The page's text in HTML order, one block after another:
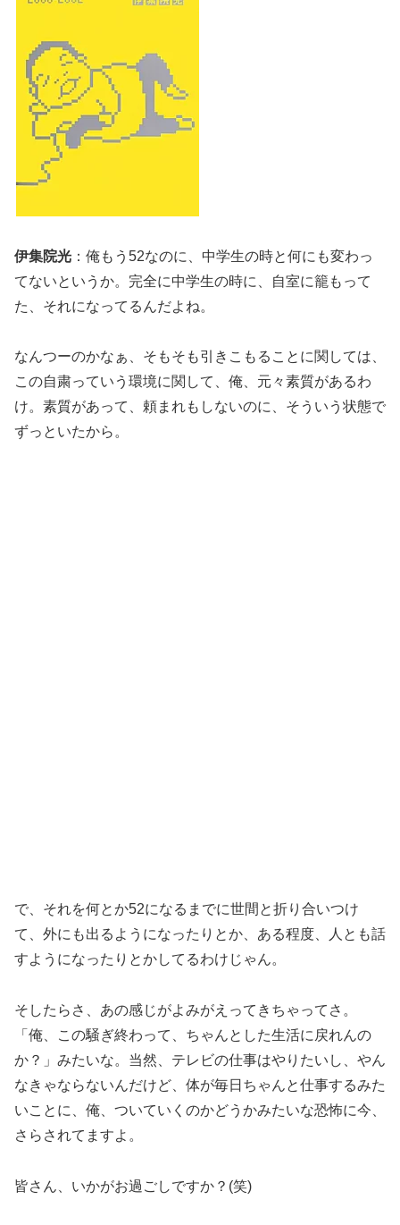
伊集院光 ：俺もう52なのに、中学生の時と何にも変わっ
てないというか。完全に中学生の時に、自室に籠もって
た、それになってるんだよね。
なんつーのかなぁ、そもそも引きこもることに関しては、
この自粛っていう環境に関して、俺、元々素質があるわ
け。素質があって、頼まれもしないのに、そういう状態で
ずっといたから。
で、それを何とか52になるまでに世間と折り合いつけ
て、外にも出るようになったりとか、ある程度、人とも話
すようになったりとかしてるわけじゃん。
そしたらさ、あの感じがよみがえってきちゃってさ。
「俺、この騒ぎ終わって、ちゃんとした生活に戻れんの
か？」みたいな。当然、テレビの仕事はやりたいし、やん
なきゃならないんだけど、体が毎日ちゃんと仕事するみた
いことに、俺、ついていくのかどうかみたいな恐怖に今、
さらされてますよ。
皆さん、いかがお過ごしですか？(笑)